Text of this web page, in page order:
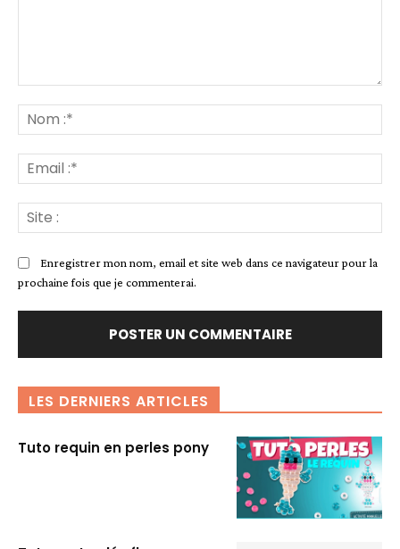
:*
:*
:
Enregistrer mon nom, email et site web dans ce navigateur pour la
prochaine fois que je commenterai.
LES DERNIERS ARTICLES
Tuto requin en perles pony